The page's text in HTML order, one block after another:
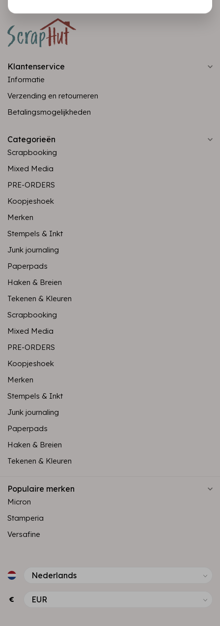
Klantenservice
Informatie
Verzending en retourneren
Betalingsmogelijkheden
Categorieën
Scrapbooking
Mixed Media
PRE-ORDERS
Koopjeshoek
Merken
Stempels & Inkt
Junk journaling
Paperpads
Haken & Breien
Tekenen & Kleuren
Scrapbooking
Mixed Media
PRE-ORDERS
Koopjeshoek
Merken
Stempels & Inkt
Junk journaling
Paperpads
Haken & Breien
Tekenen & Kleuren
Populaire merken
Micron
Stamperia
Versafine
€